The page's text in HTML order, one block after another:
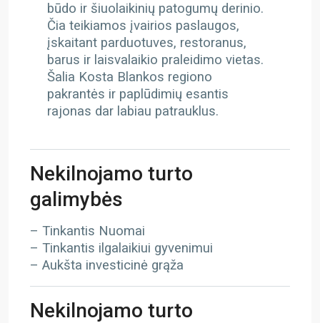
būdo ir šiuolaikinių patogumų derinio.
Čia teikiamos įvairios paslaugos,
įskaitant parduotuves, restoranus,
barus ir laisvalaikio praleidimo vietas.
Šalia Kosta Blankos regiono
pakrantės ir paplūdimių esantis
rajonas dar labiau patrauklus.
Nekilnojamo turto
galimybės
– Tinkantis Nuomai
– Tinkantis ilgalaikiui gyvenimui
– Aukšta investicinė grąža
Nekilnojamo turto